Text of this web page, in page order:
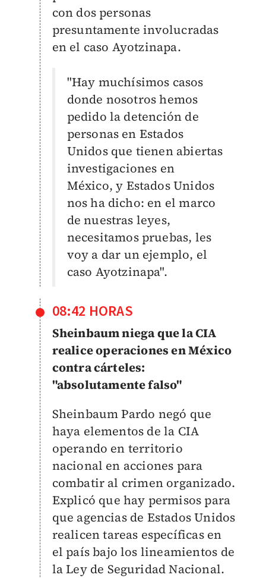
con dos personas
presuntamente involucradas
en el caso Ayotzinapa.
"Hay muchísimos casos
donde nosotros hemos
pedido la detención de
personas en Estados
Unidos que tienen abiertas
investigaciones en
México, y Estados Unidos
nos ha dicho: en el marco
de nuestras leyes,
necesitamos pruebas, les
voy a dar un ejemplo, el
caso Ayotzinapa".
08:42 HORAS
Sheinbaum niega que la CIA
realice operaciones en México
contra cárteles:
"absolutamente falso"
Sheinbaum Pardo negó que
haya elementos de la CIA
operando en territorio
nacional en acciones para
combatir al crimen organizado.
Explicó que hay permisos para
que agencias de Estados Unidos
realicen tareas específicas en
el país bajo los lineamientos de
la Ley de Seguridad Nacional.